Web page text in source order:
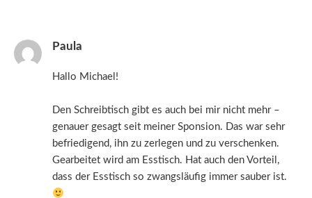
Paula
Hallo Michael!
Den Schreibtisch gibt es auch bei mir nicht mehr –
genauer gesagt seit meiner Sponsion. Das war sehr
befriedigend, ihn zu zerlegen und zu verschenken.
Gearbeitet wird am Esstisch. Hat auch den Vorteil,
dass der Esstisch so zwangsläufig immer sauber ist.